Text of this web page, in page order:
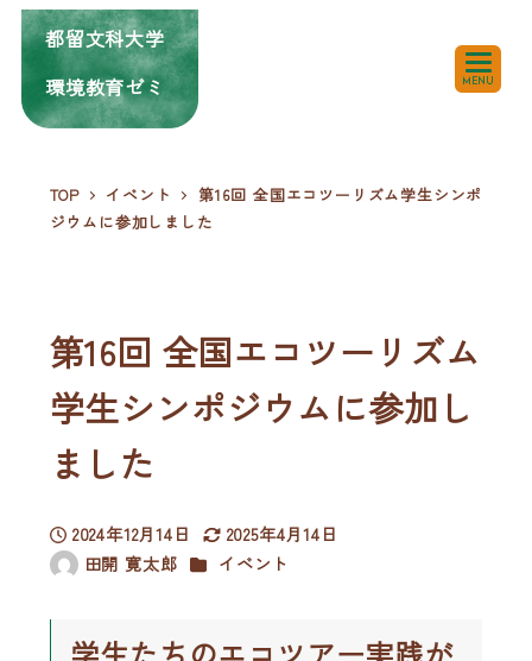
都留文科大学
環境教育ゼミ
MENU
TOP イベント
第16回 全国エコツーリズム学生シンポ
ジウムに参加しました
第16回 全国エコツーリズム
学生シンポジウムに参加し
ました
投稿日
2024年12月14日
更新日
2025年4月14日
著
田開 寛太郎 カテゴリー
イベント